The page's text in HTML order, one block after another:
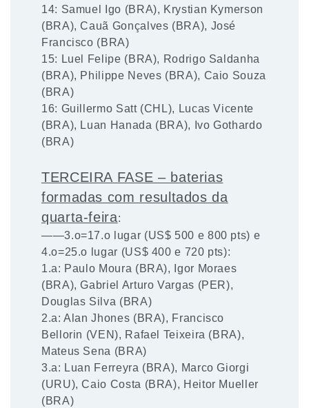
14: Samuel Igo (BRA), Krystian Kymerson
(BRA), Cauã Gonçalves (BRA), José
Francisco (BRA)
15: Luel Felipe (BRA), Rodrigo Saldanha
(BRA), Philippe Neves (BRA), Caio Souza
(BRA)
16: Guillermo Satt (CHL), Lucas Vicente
(BRA), Luan Hanada (BRA), Ivo Gothardo
(BRA)
TERCEIRA FASE – baterias
formadas com resultados da
quarta-feira:
——3.o=17.o lugar (US$ 500 e 800 pts) e
4.o=25.o lugar (US$ 400 e 720 pts):
1.a: Paulo Moura (BRA), Igor Moraes
(BRA), Gabriel Arturo Vargas (PER),
Douglas Silva (BRA)
2.a: Alan Jhones (BRA), Francisco
Bellorin (VEN), Rafael Teixeira (BRA),
Mateus Sena (BRA)
3.a: Luan Ferreyra (BRA), Marco Giorgi
(URU), Caio Costa (BRA), Heitor Mueller
(BRA)